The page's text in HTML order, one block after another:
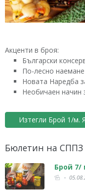
Акценти в броя:
Български
По-лесно
Новата Наредба
Необичаен начин
Изтегли Брой 1/м.
Бюлетин на СППЗ
Брой 7/